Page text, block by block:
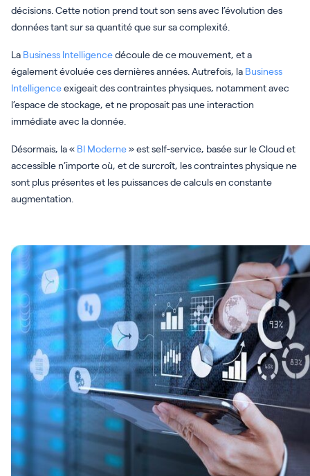
décisions. Cette notion prend tout son sens avec l’évolution des
données tant sur sa quantité que sur sa complexité.
La Business Intelligencedécoule de ce mouvement, et a
également évoluée ces dernières années. Autrefois, la Business
Intelligenceexigeait des contraintes physiques, notamment avec
l’espace de stockage, et ne proposait pas une interaction
immédiate avec la donnée.
Désormais, la « BI Moderne» est self-service, basée sur le Cloud et
accessible n’importe où, et de surcroît, les contraintes physique ne
sont plus présentes et les puissances de calculs en constante
augmentation.